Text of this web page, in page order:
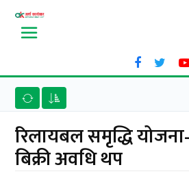
रिलायबल समृद्धि
बिक्री अवधि थप